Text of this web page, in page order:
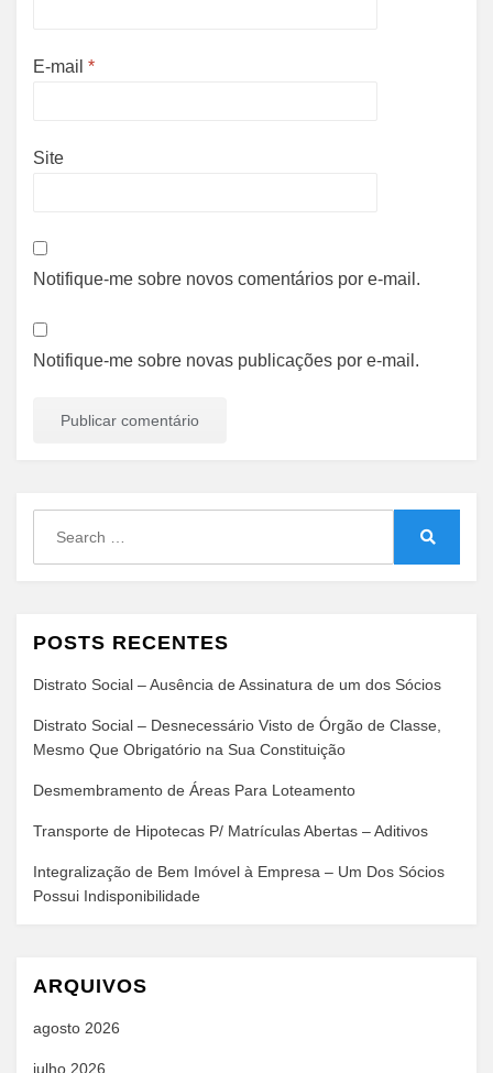
E-mail *
Site
Notifique-me sobre novos comentários por e-mail.
Notifique-me sobre novas publicações por e-mail.
POSTS RECENTES
Distrato Social – Ausência de Assinatura de um dos Sócios
Distrato Social – Desnecessário Visto de Órgão de Classe,
Mesmo Que Obrigatório na Sua Constituição
Desmembramento de Áreas Para Loteamento
Transporte de Hipotecas P/ Matrículas Abertas – Aditivos
Integralização de Bem Imóvel à Empresa – Um Dos Sócios
Possui Indisponibilidade
ARQUIVOS
agosto 2026
julho 2026